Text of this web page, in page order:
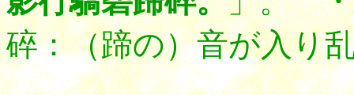
碎：（蹄の）音が入り